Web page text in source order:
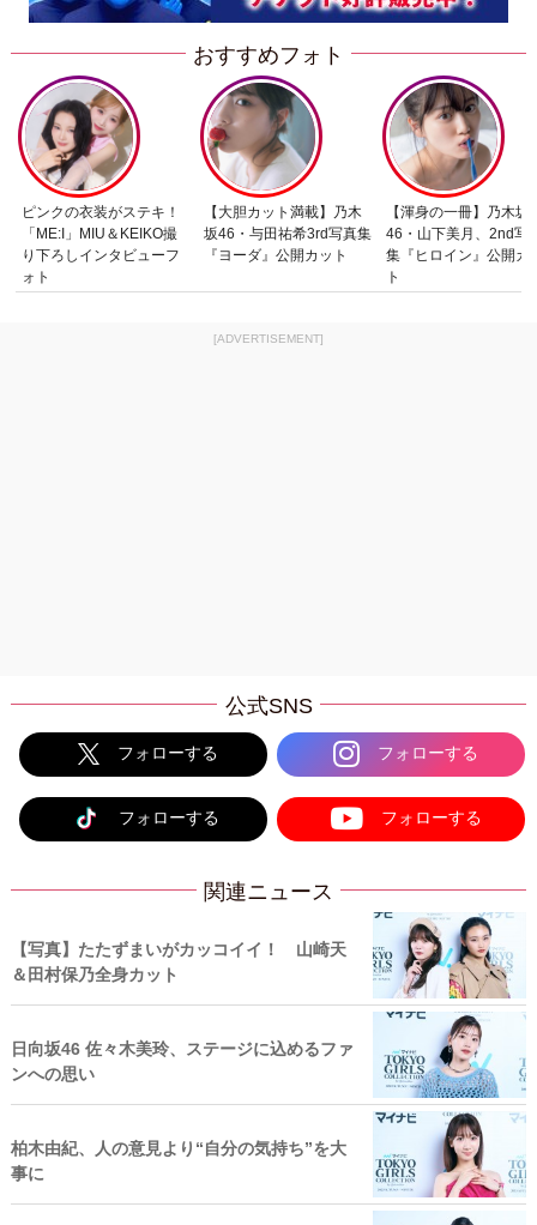
おすすめフォト
ピンクの衣装がステキ！
「ME:I」MIU＆KEIKO撮
り下ろしインタビューフ
ォト
【大胆カット満載】乃木
坂46・与田祐希3rd写真集
『ヨーダ』公開カット
【渾身の一冊】乃木坂
46・山下美月、2nd写
集『ヒロイン』公開カ
ト
[ADVERTISEMENT]
公式SNS
フォローする フォローする
フォローする フォローする
関連ニュース
【写真】たたずまいがカッコイイ！ 山崎天
＆田村保乃全身カット
日向坂46 佐々木美玲、ステージに込めるファ
ンへの思い
柏木由紀、人の意見より“自分の気持ち”を大
事に